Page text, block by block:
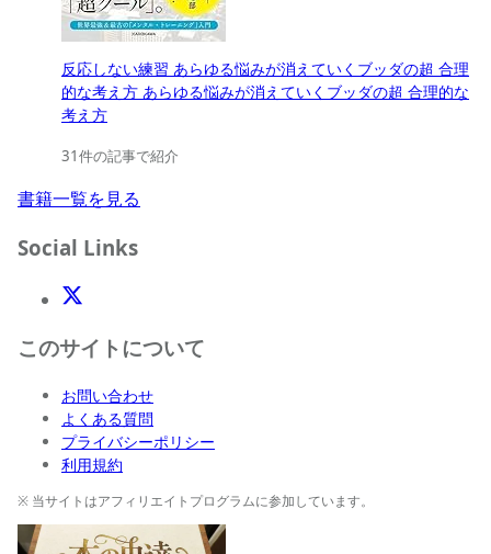
反応しない練習 あらゆる悩みが消えていくブッダの超 合理
的な考え方 あらゆる悩みが消えていくブッダの超 合理的な
考え方
31件の記事で紹介
書籍一覧を見る
Social Links
X(Twitter)
このサイトについて
お問い合わせ
よくある質問
プライバシーポリシー
利用規約
※ 当サイトはアフィリエイトプログラムに参加しています。